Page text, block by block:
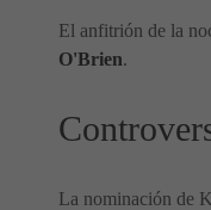
El anfitrión de la
O'Brien.
La nominación de